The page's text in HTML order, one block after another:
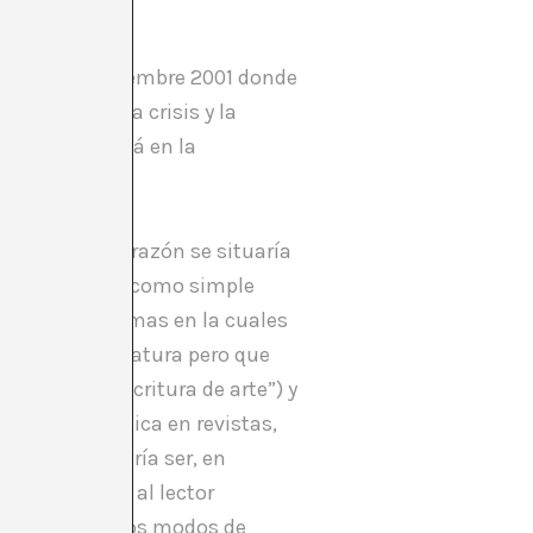
en diciembre 2001 donde
los dos, la crisis y la
que está en la
“crisis.”2
la principal razón se situaría
de la crítica como simple
de formas en la cuales
a ser literatura pero que
llama “escritura de arte”) y
de una crítica en revistas,
crítica debería ser, en
en mente al lector
o variar los modos de